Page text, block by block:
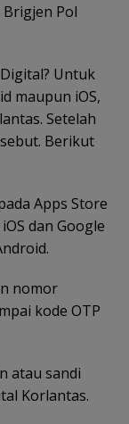
Pol
Untuk
maupun iOS,
Setelah
Berikut
Apps Store
dan Google
nomor
kode OTP
atau sandi
Korlantas.